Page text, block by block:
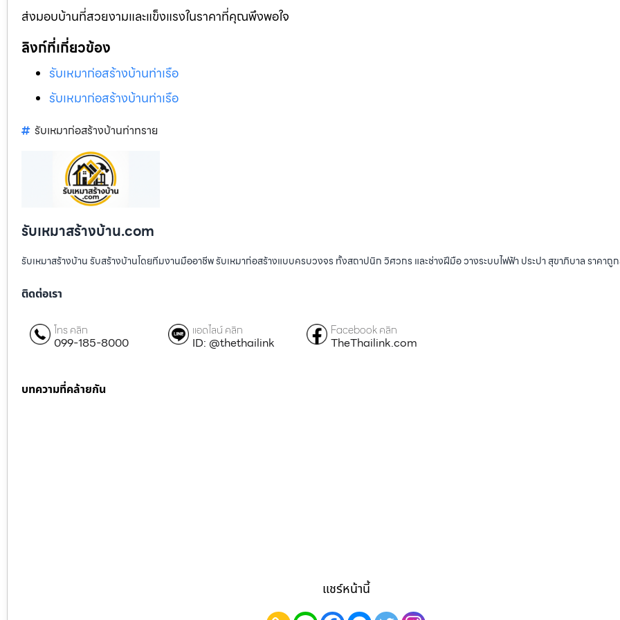
ส่งมอบบ้านที่สวยงามและแข็งแรงในราคาที่คุณพึงพอใจ
ลิงก์ที่เกี่ยวข้อง
รับเหมาก่อสร้างบ้านท่าเรือ
รับเหมาก่อสร้างบ้านท่าเรือ
รับเหมาก่อสร้างบ้านท่าทราย
รับเหมาสร้างบ้าน.com
รับเหมาสร้างบ้าน รับสร้างบ้านโดยทีมงานมืออาชีพ รับเหมาก่อสร้างแบบครบวงจร ทั้งสถาปนิก วิศวกร และช่างฝีมือ วางระบบไฟฟ้า ประปา สุขาภิบาล ราคาถู
ติดต่อเรา
โทร คลิก
099-185-8000
แอดไลน์ คลิก
ID: @thethailink
Facebook คลิก
TheThailink.com
บทความที่คล้ายกัน
แชร์หน้านี้